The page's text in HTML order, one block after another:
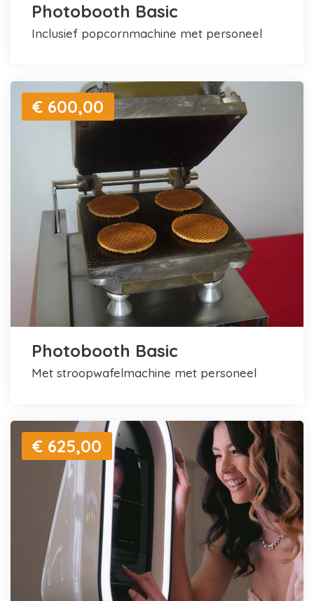
Photobooth Basic
inclusief popcornmachine met personeel
€ 600,00
Photobooth Basic
met stroopwafelmachine met personeel
€ 625,00